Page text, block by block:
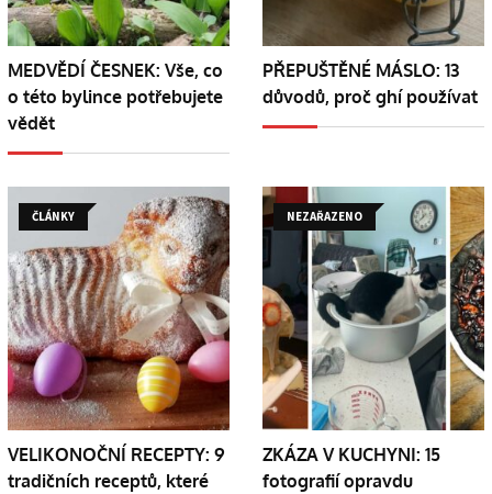
MEDVĚDÍ ČESNEK: Vše, co
o této bylince potřebujete
vědět
PŘEPUŠTĚNÉ MÁSLO: 13
důvodů, proč ghí používat
ČLÁNKY
VELIKONOČNÍ RECEPTY: 9
tradičních receptů, které
NEZAŘAZENO
ZKÁZA V KUCHYNI: 15
fotografií opravdu